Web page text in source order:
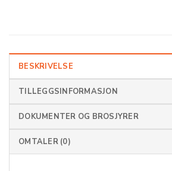
BESKRIVELSE
TILLEGGSINFORMASJON
DOKUMENTER OG BROSJYRER
OMTALER (0)